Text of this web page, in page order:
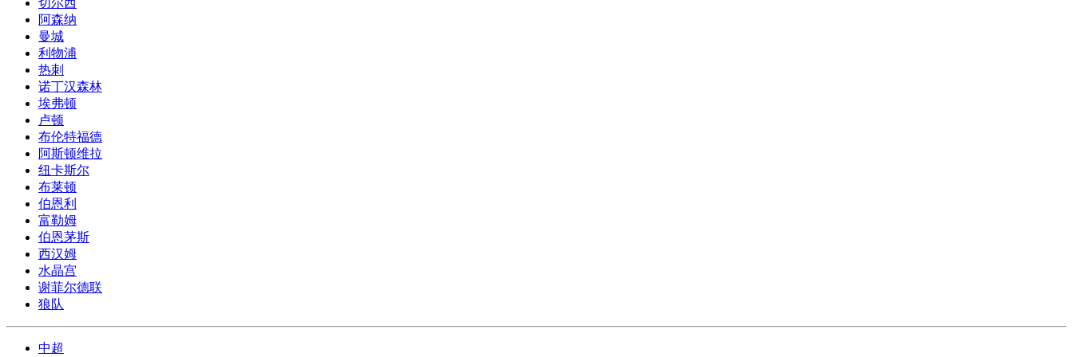
切尔西
阿森纳
曼城
利物浦
热刺
诺丁汉森林
埃弗顿
卢顿
布伦特福德
阿斯顿维拉
纽卡斯尔
布莱顿
伯恩利
富勒姆
伯恩茅斯
西汉姆
水晶宫
谢菲尔德联
狼队
中超